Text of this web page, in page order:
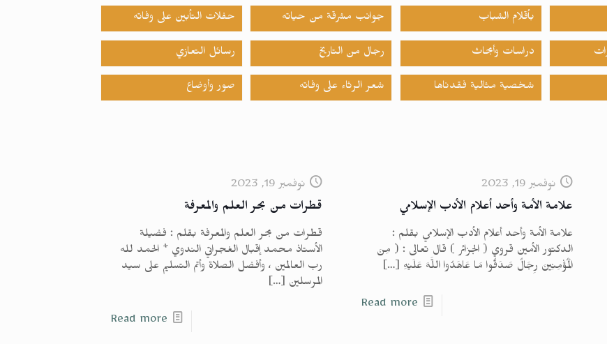
بأقلام الشباب جوانب مشرقة من حياته حفلات التأبين على وفاته
دراسات وأبحاث رجال من التاريخ رسائل التعازي
شخصية مثالية فقدناها شعر الرثاء على وفاته صور وأوضاع
نوفمبر 19, 2023
علامة الأمة وأحد أعلام الأدب الإسلامي
علامة الأمة وأحد أعلام الأدب الإسلامي بقلم :
الدكتور الأمين قروي ( الجزائر ) قال تعالى : ( مِنَ
الْمُؤْمِنِينَ رِجَالٌ صَدَقُوا مَا عَاهَدُوا اللَّهَ عَلَيْهِ […]
Read more
نوفمبر 19, 2023
قطرات من بحر العلم والمعرفة
قطرات من بحر العلم والمعرفة بقلم : فضيلة
الأستاذ محمد إقبال الغجراتي الندوي * الحمد لله
رب العالمين ، وأفضل الصلاة وأتم التسليم على سيد
المرسلين […]
Read more